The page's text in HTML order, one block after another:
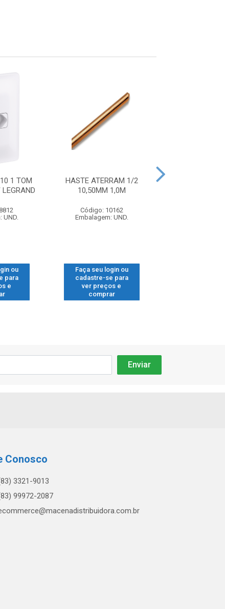
1 TOM
UND.
ou
para
e
HASTE ATERRAM 1/2
10,50MM 1,0M
Código: 10162
Embalagem: UND.
Faça seu login ou
cadastre-se para
ver preços e
comprar
Conosco
3321-9013
99972-2087